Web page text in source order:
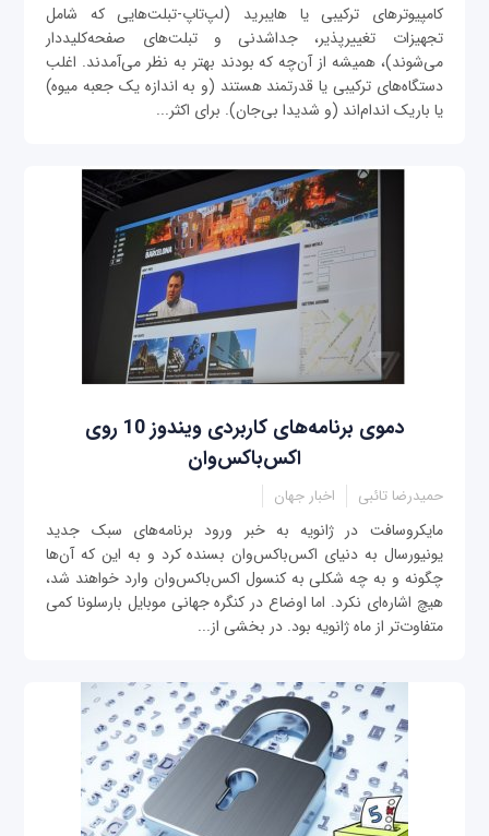
کامپیوترهای ترکیبی یا هایبرید (لپ‌تاپ-تبلت‌هایی که شامل
تجهیزات تغییرپذیر، جداشدنی‌ و تبلت‌های صفحه‌کلیددار
می‌شوند)، همیشه از آن‌چه که بودند بهتر به نظر می‌آمدند. اغلب
دستگاه‌های ترکیبی یا قدرتمند‌ هستند (و به اندازه یک جعبه میوه)
یا باریک اندام‌اند (و شدیدا بی‌جان). برای اکثر...
دموی برنامه‌های کاربردی ویندوز 10 روی
اکس‌باکس‌وان
حمیدرضا تائبی اخبار جهان
مایکروسافت در ژانویه به خبر ورود برنامه‌های سبک جدید
یونیورسال به دنیای اکس‌باکس‌وان بسنده کرد و به این که آن‌ها
چگونه و به چه شکلی به کنسول اکس‌باکس‌وان وارد خواهند شد،
هیچ اشاره‌ای نکرد. اما اوضاع در کنگره جهانی موبایل بارسلونا کمی
متفاوت‌تر از ماه ژانویه بود. در بخشی از...